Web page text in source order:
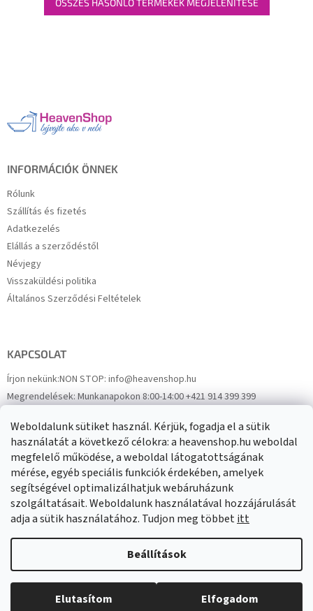
Weboldalunk sütiket használ. Kérjük, fogadja el a sütik
használatát a következő célokra: a heavenshop.hu weboldal
megfelelő működése, a weboldal látogatottságának
mérése, egyéb speciális funkciók érdekében, amelyek
segítségével optimalizálhatjuk webáruházunk
szolgáltatásait. Weboldalunk használatával hozzájárulását
adja a sütik használatához. Tudjon meg többetitt
Beállítások
Elutasítom Elfogadom
INFORMÁCIÓK ÖNNEK
Rólunk
Szállítás és fizetés
Adatkezelés
Elállás a szerződéstől
Névjegy
Visszaküldési politika
Általános Szerződési Feltételek
KAPCSOLAT
Írjon nekünk:NON STOP: info@heavenshop.hu
Megrendelések:Munkanapokon 8:00-14:00 +421 914 399 399
FacebookHeavenShop.sk
Eredményeink